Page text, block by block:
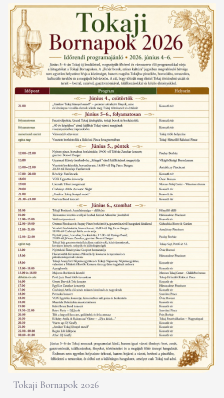
Tokaji Bornapok 2026